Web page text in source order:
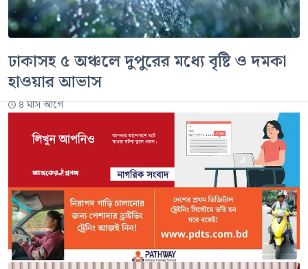
ঢাকাসহ ৫ অঞ্চলে দুপুরের মধ্যে বৃষ্টি ও দমকা
হাওয়ার আভাস
৪ মাস আগে